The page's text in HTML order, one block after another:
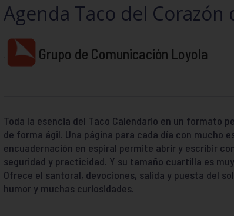
Agenda Taco del Corazón
Grupo de Comunicación Loyola
Toda la esencia del Taco Calendario en un formato
de forma ágil. Una página para cada día con mucho
encuadernación en espiral permite abrir y escribir
seguridad y practicidad. Y su tamaño cuartilla es
Ofrece el santoral, devociones, salida y puesta del
humor y muchas curiosidades.